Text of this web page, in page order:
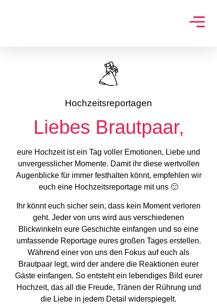
Hochzeitsreportagen
Liebes Brautpaar,
eure Hochzeit ist ein Tag voller Emotionen, Liebe und
unvergesslicher Momente. Damit ihr diese wertvollen
Augenblicke für immer festhalten könnt, empfehlen wir
euch eine Hochzeitsreportage mit uns 🙂
Ihr könnt euch sicher sein, dass kein Moment verloren
geht. Jeder von uns wird aus verschiedenen
Blickwinkeln eure Geschichte einfangen und so eine
umfassende Reportage eures großen Tages erstellen.
Während einer von uns den Fokus auf euch als
Brautpaar legt, wird der andere die Reaktionen eurer
Gäste einfangen. So entsteht ein lebendiges Bild eurer
Hochzeit, das all die Freude, Tränen der Rührung und
die Liebe in jedem Detail widerspiegelt.